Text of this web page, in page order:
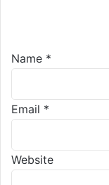
Name *
Email *
Website